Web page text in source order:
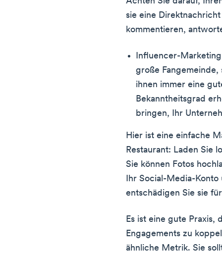
sie eine
kommentieren,
Influencer-
große Fangemeinde,
ihnen immer eine
Bekanntheitsgrad
bringen, Ihr
Hier ist eine einfache
Restaurant: Laden Sie
Sie können Fotos
Ihr Social-Media-
entschädigen Sie sie
Es ist eine gute Praxis,
Engagements zu
ähnliche Metrik. Sie